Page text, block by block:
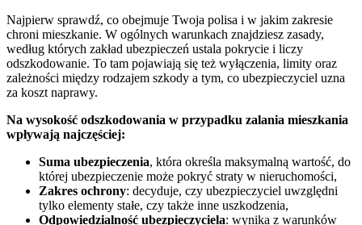
Najpierw sprawdź, co obejmuje Twoja polisa i w jakim zakresie
chroni mieszkanie. W ogólnych warunkach znajdziesz zasady,
według których zakład ubezpieczeń ustala pokrycie i liczy
odszkodowanie. To tam pojawiają się też wyłączenia, limity oraz
zależności między rodzajem szkody a tym, co ubezpieczyciel uzna
za koszt naprawy.
Na wysokość odszkodowania w przypadku zalania mieszkania
wpływają najczęściej:
Suma ubezpieczenia, która określa maksymalną wartość, do
której ubezpieczenie może pokryć straty w nieruchomości,
Zakres ochrony: decyduje, czy ubezpieczyciel uwzględni
tylko elementy stałe, czy także inne uszkodzenia,
Odpowiedzialność ubezpieczyciela: wynika z warunków